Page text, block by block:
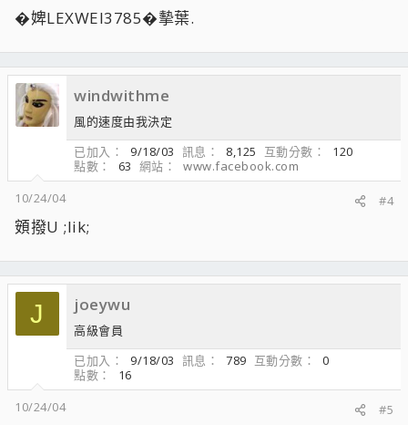
�婢LEXWEI3785�摰葉.
windwithme
風的速度由我決定
已加入
9/18/03 訊息 8,125 互動分數
120
點數
63 網站
www.facebook.com
10/24/04
#4
頞撥U ;lik;
J joeywu
高級會員
已加入
9/18/03 訊息 789 互動分數
0
點數
16
10/24/04
#5